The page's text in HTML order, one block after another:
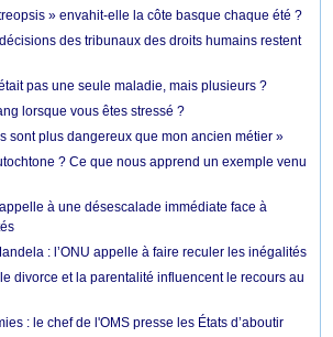
» envahit-elle la côte basque chaque été ?
des tribunaux des droits humains restent
pas une seule maladie, mais plusieurs ?
lorsque vous êtes stressé ?
sont plus dangereux que mon ancien métier »
? Ce que nous apprend un exemple venu
à une désescalade immédiate face à
: l’ONU appelle à faire reculer les inégalités
divorce et la parentalité influencent le recours au
: le chef de l'OMS presse les États d’aboutir